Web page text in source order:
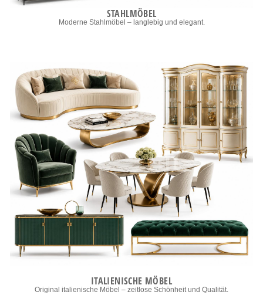
STAHLMÖBEL
Moderne Stahlmöbel – langlebig und elegant.
ITALIENISCHE MÖBEL
Original italienische Möbel – zeitlose Schönheit und Qualität.